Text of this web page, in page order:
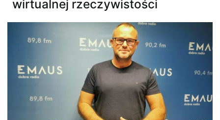
wirtualnej rzeczywistości